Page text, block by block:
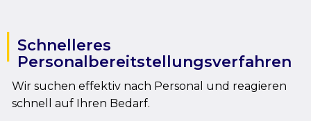
Schnelleres
Personalbereitstellungsverfahren
Wir suchen effektiv nach Personal und reagieren
schnell auf Ihren Bedarf.